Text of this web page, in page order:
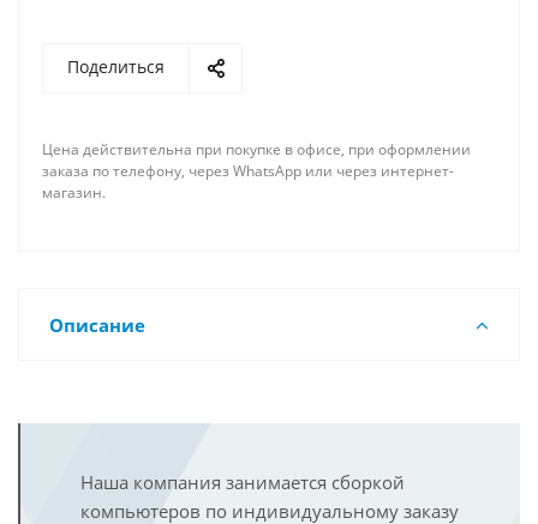
Поделиться
Цена действительна при покупке в офисе, при оформлении
заказа по телефону, через WhatsApp или через интернет-
магазин.
Описание
Наша компания занимается сборкой
компьютеров по индивидуальному заказу